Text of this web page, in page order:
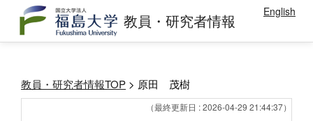
教員・研究者情報 English
教員・研究者情報TOP > 原田 茂樹
（最終更新日 : 2026-04-29 21:44:37）